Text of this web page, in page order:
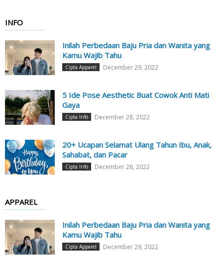
INFO
Inilah Perbedaan Baju Pria dan Wanita yang
Kamu Wajib Tahu
Cipta Apparel December 29, 2022
5 Ide Pose Aesthetic Buat Cowok Anti Mati
Gaya
Cipta Info December 28, 2022
20+ Ucapan Selamat Ulang Tahun Ibu, Anak,
Sahabat, dan Pacar
Cipta Info December 26, 2022
APPAREL
Inilah Perbedaan Baju Pria dan Wanita yang
Kamu Wajib Tahu
Cipta Apparel December 29, 2022